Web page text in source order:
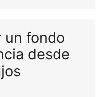
un fondo
desde